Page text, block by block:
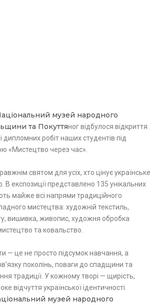
музей народного
та Покуттяног відбулося відкриття
дипломних робіт наших студентів під
«Мистецтво через час».
святом для усіх, хто цінує українське
В експозиції представлено 135 унікальних
майже всі напрями традиційного
мистецтва: художній текстиль,
вишивка, живопис, художня обробка
та ковальство.
— це не просто підсумок навчання, а
поколінь, поваги до спадщини та
традиції. У кожному творі — щирість,
відчуття української ідентичності.
музей народного